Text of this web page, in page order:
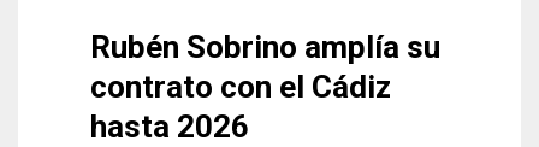
Rubén Sobrino amplía su
contrato con el Cádiz
hasta 2026